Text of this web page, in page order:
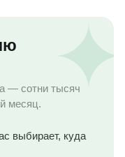
— сотни тысяч
месяц.
выбирает, куда